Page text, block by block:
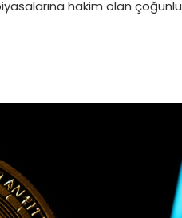
hakim olan